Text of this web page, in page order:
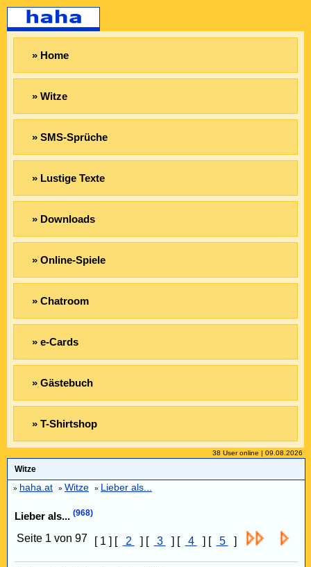
» Home
» Witze
» SMS-Sprüche
» Lustige Texte
» Downloads
» Online-Spiele
» Chatroom
» e-Cards
» Gästebuch
» T-Shirtshop
38 User online | 09.08.2026
Witze
» haha.at » Witze » Lieber als...
Lieber als... (968)
Seite 1 von 97 [ 1 ] [ 2 ] [ 3 ] [ 4 ] [ 5 ]